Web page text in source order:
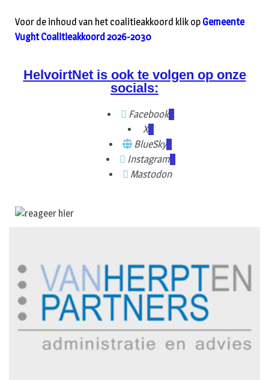
Voor de inhoud van het coalitieakkoord klik op Gemeente
Vught Coalitieakkoord 2026-2030
HelvoirtNet is ook te volgen op onze
socials:
Facebook
X
BlueSky
Instagram
Mastodon